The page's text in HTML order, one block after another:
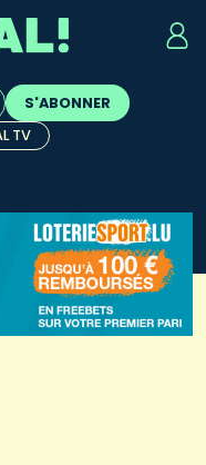
sont
S'ABONNER
TV